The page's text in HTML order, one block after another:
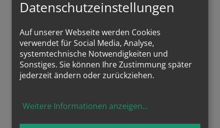
WIESELSELDER RADLN+BETN
Datenschutzeinstellungen
Auf unserer Webseite werden Cookies
verwendet für Social Media, Analyse,
systemtechnische Notwendigkeiten und
Sonstiges. Sie können Ihre Zustimmung später
jederzeit ändern oder zurückziehen.
Weitere Informationen anzeigen...